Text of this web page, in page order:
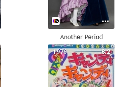
Another Period
8.2
1976